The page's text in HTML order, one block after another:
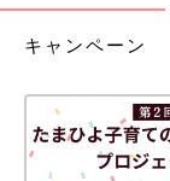
キャンペーン